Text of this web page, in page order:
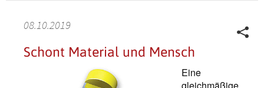
08.10.2019
Schont Material und Mensch
Eine